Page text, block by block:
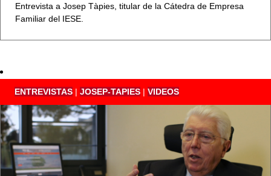
Entrevista a Josep Tàpies, titular de la Cátedra de Empresa
Familiar del IESE.
ENTREVISTAS | JOSEP-TAPIES | VIDEOS